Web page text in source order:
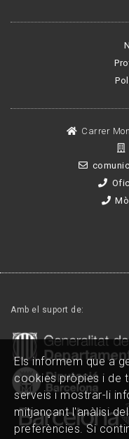
Carrer
Amb el suport de:
Els informem que a
cookies pròpies i de
serveis i mostrar-li
mitjançant l'anàlisi
preferències. Si